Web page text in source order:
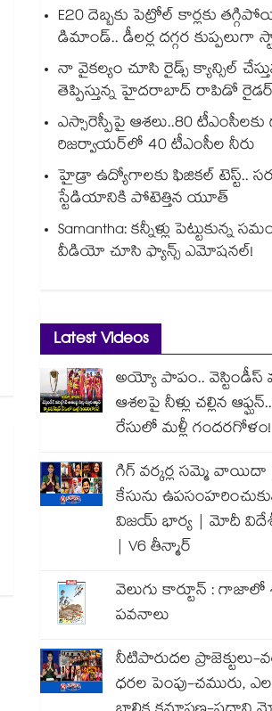
E20 దెబ్బకు పెట్రోల్ కార్లకు
డిమాండ్.. డీలర్ల దగ్గర కుప్పలుగా
నా వైకల్యం చూసి రైడ్స్ క్యాన్సిల్
తెప్పిస్తున్న హైదరాబాద్ రాపిడో
ఎస్సారెస్పీపై ఆశలు..80 టీఎంసీలకు
రిజర్వాయర్‌‌‌‌‌‌‌‌‌‌‌‌‌‌‌‌లో 40 టీఎంసీల నీరు
హైడ్రా ఉద్యోగాలకు ఫిజికల్ టెస్ట్..
స్టేడియానికి పోటెత్తిన యూత్
Samantha: కన్నీళ్లు పెట్టుకున్న
వీడియో చూసి ఫ్యాన్స్ ఎమోషనల్!
Latest Videos
అయ్యో పాపం.. వెస్టిండీస్
ఆశలపై నీళ్లు చల్లిన
రేసులో మళ్లీ గందరగోళం!
గిగ్ వర్కర్ల సమ్మె
కేసును
విజయ్ భార్య | మోదీ విదేశీ
| V6 తీన్మార్
వెలుగు కార్టూన్ :
పవనాలు
నీటిపారుదల ప్రాజెక్టులు-
ధరల పెంపు-చమురు,